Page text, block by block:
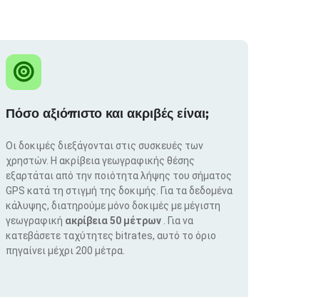
Πόσο αξιόπιστο και ακριβές είναι;
Οι δοκιμές διεξάγονται στις συσκευές των
χρηστών. Η ακρίβεια γεωγραφικής θέσης
εξαρτάται από την ποιότητα λήψης του σήματος
GPS κατά τη στιγμή της δοκιμής. Για τα δεδομένα
κάλυψης, διατηρούμε μόνο δοκιμές με μέγιστη
γεωγραφική ακρίβεια 50 μέτρων
. Για να
κατεβάσετε ταχύτητες bitrates, αυτό το όριο
πηγαίνει μέχρι 200 μέτρα.